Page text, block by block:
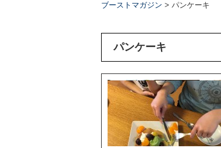
ブーストマガジン > パンケーキ
パンケーキ